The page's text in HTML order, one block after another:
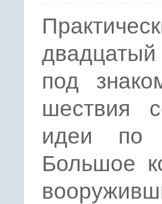
под
шествия
идеи по
Большое